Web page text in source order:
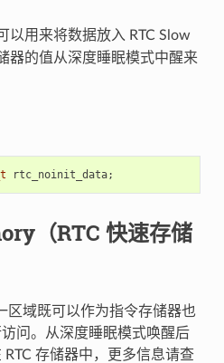
以用来将数据放入 RTC Slow
器的值从深度睡眠模式中醒来
rtc_noinit_data;
（RTC 快速存储
区域既可以作为指令存储器也
问。从深度睡眠模式唤醒后
存储器中，更多信息请查